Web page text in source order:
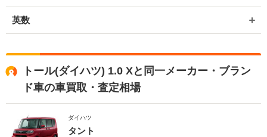
英数
トール(ダイハツ) 1.0 Xと同一メーカー・ブラン
ド車の車買取・査定相場
ダイハツ
タント